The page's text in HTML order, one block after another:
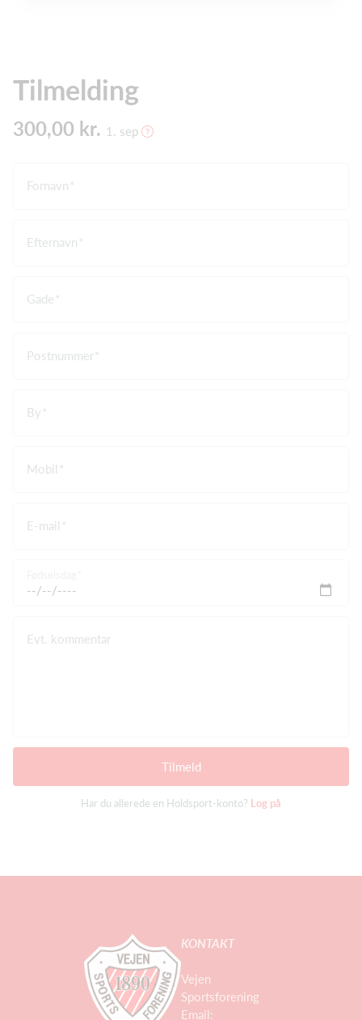
Tilmelding
300,00 kr. 1. sep
Fornavn
Efternavn
Gade
Postnummer
By
Mobil
E-mail
Evt. kommentar
Tilmeld
Har du allerede en Holdsport-konto? Log på
KONTAKT
Vejen
Sportsforening
Email: